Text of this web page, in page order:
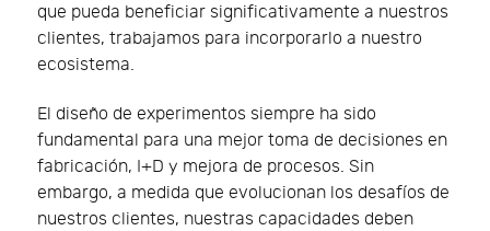
que pueda beneficiar significativamente a nuestros
clientes, trabajamos para incorporarlo a nuestro
ecosistema.
El diseño de experimentos siempre ha sido
fundamental para una mejor toma de decisiones en
fabricación, I+D y mejora de procesos. Sin
embargo, a medida que evolucionan los desafíos de
nuestros clientes, nuestras capacidades deben